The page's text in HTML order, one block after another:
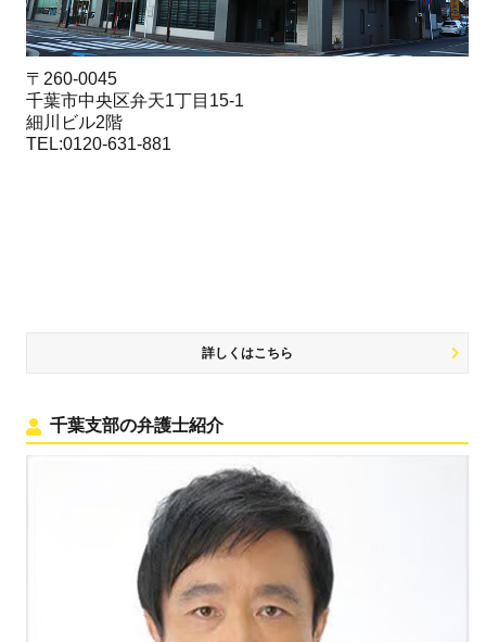
〒260-0045
千葉市中央区弁天1丁目15-1
細川ビル2階
TEL:0120-631-881
詳しくはこちら
千葉支部の弁護士紹介